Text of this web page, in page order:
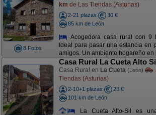
8 Fotos
km de Las Tiendas (Asturias)
2-21 plazas
30 €
85 km de León
Acogedora casa rural con 9
Ideal para pasar una estancia en
amigos. Un ambiente hogareño en
Casa Rural La Cueta Alto
Casa Rural en La Cueta (León)
Tiendas (Asturias)
2-10+1 plazas
23 €
101 km de León
La Cueta Alto-Sil es